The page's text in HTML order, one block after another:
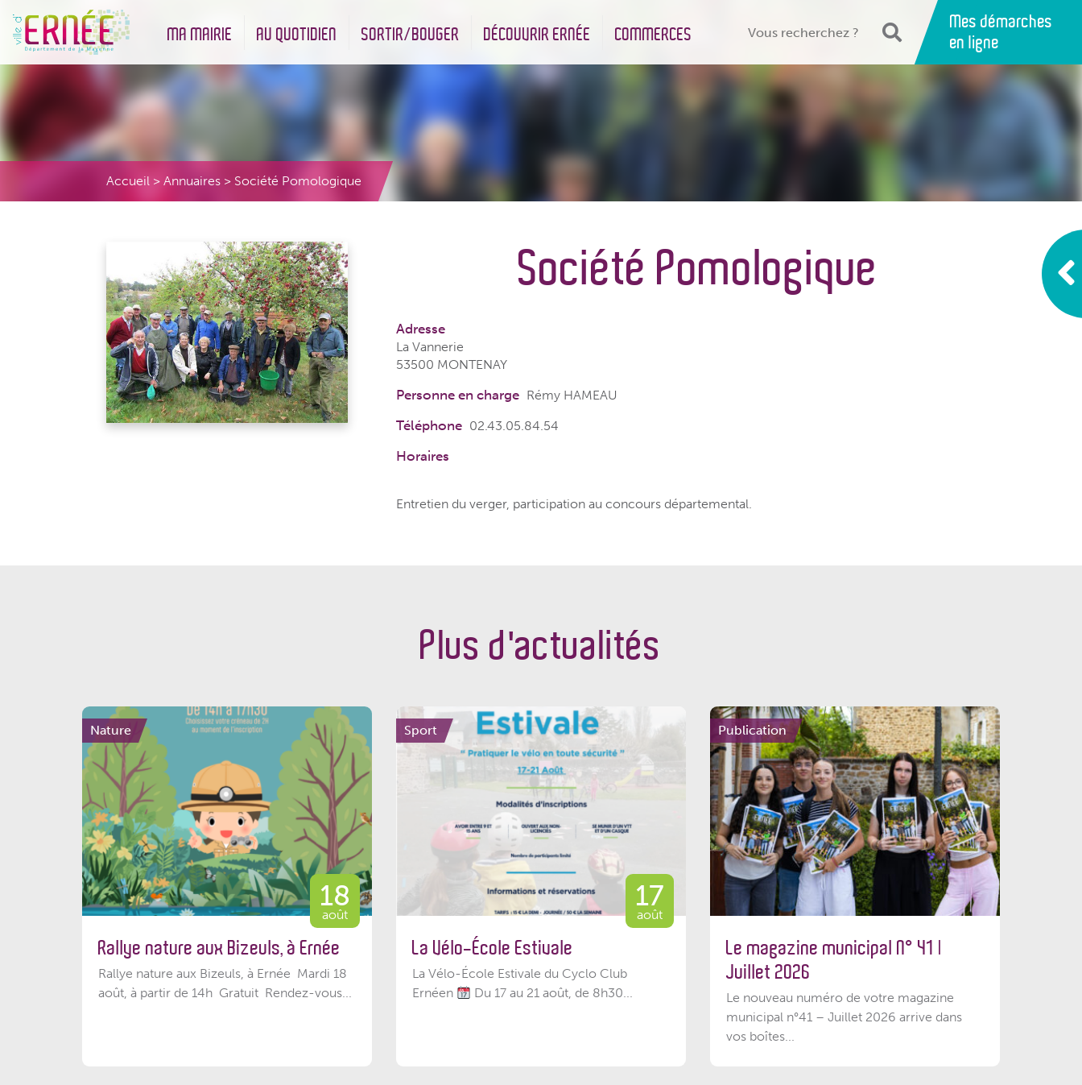
MA MAIRIE AU QUOTIDIEN SORTIR/BOUGER DÉCOUVRIR ERNÉE COMMERCES
Mes démarches
en ligne
Accueil > Annuaires > Société Pomologique
Société Pomologique
Adresse
La Vannerie
53500 MONTENAY
Personne en charge Rémy HAMEAU
Téléphone 02.43.05.84.54
Horaires
Entretien du verger, participation au concours départemental.
Plus d'actualités
Nature
18
août
Rallye nature aux Bizeuls, à Ernée
Rallye nature aux Bizeuls, à Ernée Mardi 18
août, à partir de 14h Gratuit Rendez-vous...
Sport
17
août
La Vélo-École Estivale
La Vélo-École Estivale du Cyclo Club
Ernéen
Du 17 au 21 août, de 8h30...
Publication
Le magazine municipal N° 41 |
Juillet 2026
Le nouveau numéro de votre magazine
municipal n°41 – Juillet 2026 arrive dans
vos boîtes...